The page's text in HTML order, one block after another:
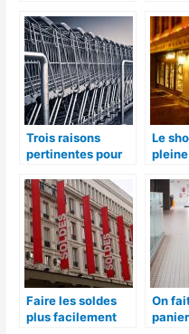
Trois raisons
pertinentes pour
en ligne
Le
pleine
Faire les soldes
plus facilement
On